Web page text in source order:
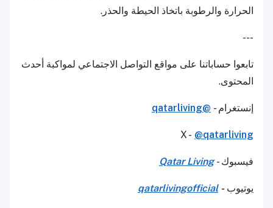
الحرارة والرطوبة باتخاذ الحيطة والحذر.
---
تابعوا حساباتنا على مواقع التواصل الاجتماعي لمواكبة أحدث
المحتوى.
إنستغرام - @qatarliving
X - @qatarliving
فيسبوك -Qatar Living
يوتيوب-
qatarlivingofficial